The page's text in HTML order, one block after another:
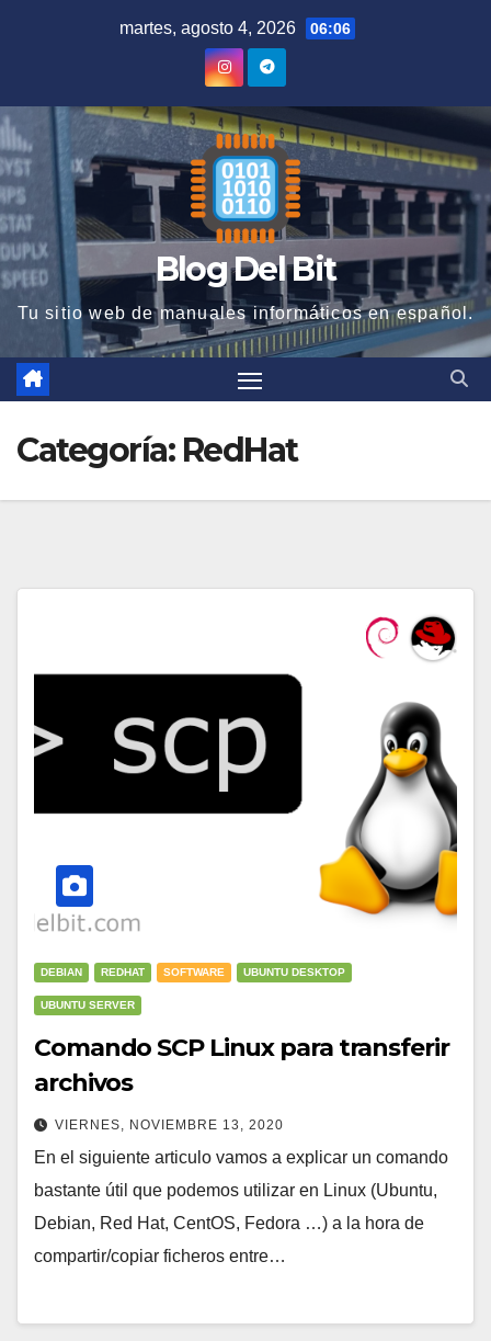
martes, agosto 4, 2026 06:06
Blog Del Bit
Tu sitio web de manuales informáticos en español.
Categoría: RedHat
DEBIAN REDHAT SOFTWARE UBUNTU DESKTOP
UBUNTU SERVER
Comando SCP Linux para transferir
archivos
VIERNES, NOVIEMBRE 13, 2020
En el siguiente articulo vamos a explicar un comando
bastante útil que podemos utilizar en Linux (Ubuntu,
Debian, Red Hat, CentOS, Fedora …) a la hora de
compartir/copiar ficheros entre…